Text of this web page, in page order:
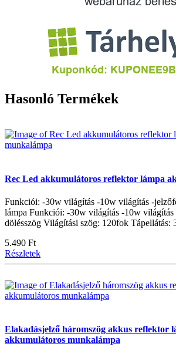
Hasonló Termékek
Rec Led akkumulátoros reflektor lámpa
Funkciói: -30w világítás -10w világítás -
lámpa Funkciói: -30w világítás -10w
dölésszög Világítási szög: 120fok Tápellátás:
5.490 Ft
Részletek
Elakadásjelző háromszög akkus reflektor
akkumulátoros munkalámpa